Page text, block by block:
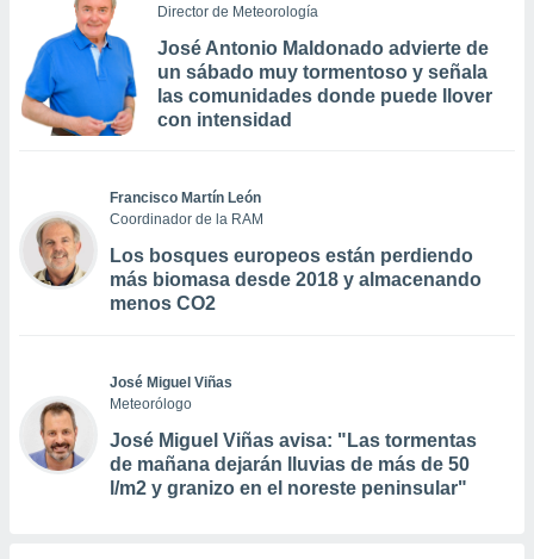
Director de Meteorología
José Antonio Maldonado advierte de
un sábado muy tormentoso y señala
las comunidades donde puede llover
con intensidad
Francisco Martín León
Coordinador de la RAM
Los bosques europeos están perdiendo
más biomasa desde 2018 y almacenando
menos CO2
José Miguel Viñas
Meteorólogo
José Miguel Viñas avisa: "Las tormentas
de mañana dejarán lluvias de más de 50
l/m2 y granizo en el noreste peninsular"